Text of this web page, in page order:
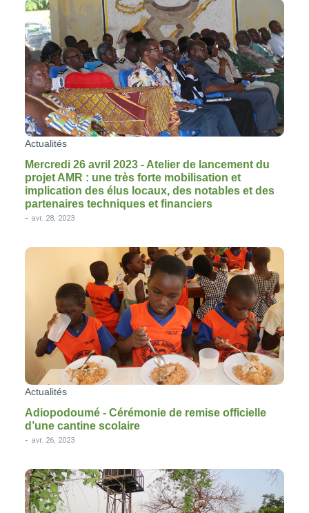
Actualités
Mercredi 26 avril 2023 - Atelier de lancement du
projet AMR : une très forte mobilisation et
implication des élus locaux, des notables et des
partenaires techniques et financiers
- avr. 28, 2023
Actualités
Adiopodoumé - Cérémonie de remise officielle
d’une cantine scolaire
- avr. 26, 2023